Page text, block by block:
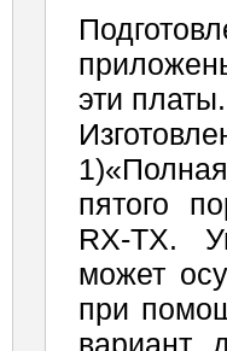
эти платы.
пятого
RX-TX.
может
при
вариант